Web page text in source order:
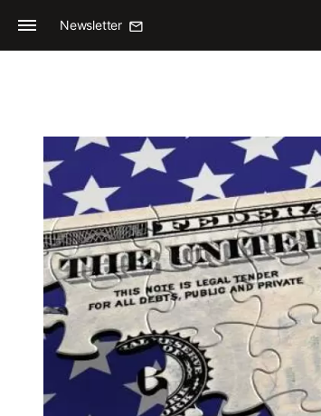
Newsletter